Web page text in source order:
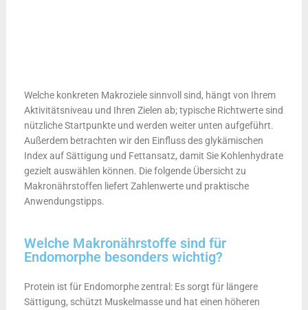
Welche konkreten Makroziele sinnvoll sind, hängt von Ihrem
Aktivitätsniveau und Ihren Zielen ab; typische Richtwerte sind
nützliche Startpunkte und werden weiter unten aufgeführt.
Außerdem betrachten wir den Einfluss des glykämischen
Index auf Sättigung und Fettansatz, damit Sie Kohlenhydrate
gezielt auswählen können. Die folgende Übersicht zu
Makronährstoffen liefert Zahlenwerte und praktische
Anwendungstipps.
Welche Makronährstoffe sind für
Endomorphe besonders wichtig?
Protein ist für Endomorphe zentral: Es sorgt für längere
Sättigung, schützt Muskelmasse und hat einen höheren